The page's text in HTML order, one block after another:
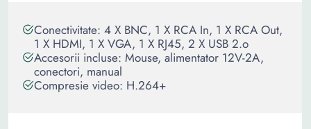
Conectivitate: 4 X BNC, 1 X RCA In, 1 X RCA Out,
1 X HDMI, 1 X VGA, 1 X RJ45, 2 X USB 2.o
Accesorii incluse: Mouse, alimentator 12V-2A,
conectori, manual
Compresie video: H.264+